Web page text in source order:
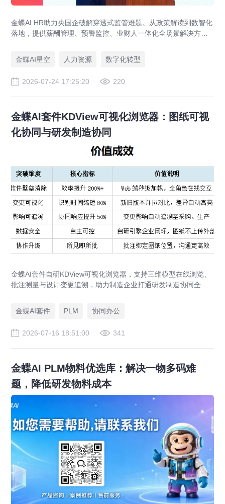
金蝶AI HR助力央国企破解穿透式监管难题。从政策解读到数智化
落地，提供薪酬管理、预警监控、业财人一体化全场景解决方
金蝶AI星空
人力资源 数字化转型
2026-07-24 17:25:20 220
金蝶AI套件KDView可视化浏览器：图纸可视
化协同与研发制造协同
金蝶AI套件自研KDView可视化浏览器，支持三维模型在线浏览、
批注测量与设计变更追溯，助力制造企业打通研发制造协同全链
金蝶AI套件
PLM 协同办公
2026-07-16 18:51:00 341
金蝶AI PLM物料优选库：解决一物多码难
题，降低研发物料成本